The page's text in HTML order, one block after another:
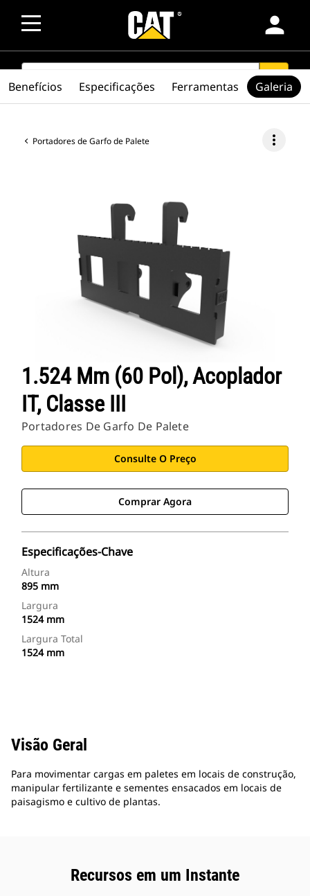
person
SEARCH search
Portadores de Garfo de Palete more_vert
1.524 Mm (60 Pol), Acoplador
IT, Classe III
Portadores De Garfo De Palete
Consulte O Preço
Comprar Agora
Especificações-Chave
Altura
895 mm
Largura
1524 mm
Largura Total
1524 mm
Benefícios Especificações Ferramentas Galeria
Visão Geral
Para movimentar cargas em paletes em locais de construção,
manipular fertilizante e sementes ensacados em locais de
paisagismo e cultivo de plantas.
Recursos em um Instante